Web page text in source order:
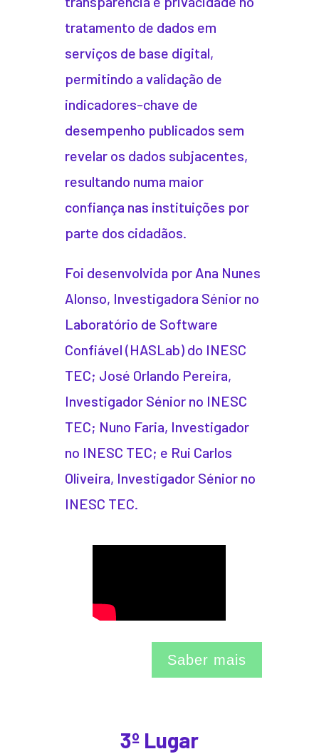
tratamento de dados em
serviços de base digital,
permitindo a validação de
indicadores-chave de
desempenho publicados sem
revelar os dados subjacentes,
resultando numa maior
confiança nas instituições por
parte dos cidadãos.
Foi desenvolvida por Ana Nunes
Alonso, Investigadora Sénior no
Laboratório de Software
Confiável (HASLab) do INESC
TEC; José Orlando Pereira,
Investigador Sénior no INESC
TEC; Nuno Faria, Investigador
no INESC TEC; e Rui Carlos
Oliveira, Investigador Sénior no
INESC TEC.
Saber mais
3º Lugar